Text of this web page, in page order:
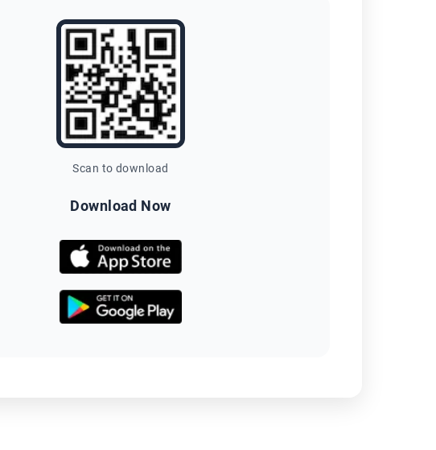
Scan to download
Download Now